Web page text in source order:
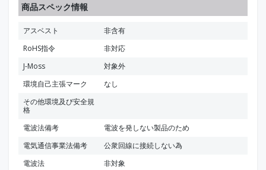
商品スペック情報
アスベスト
非含有
RoHS指令
非対応
J-Moss
対象外
環境自己主張マーク
なし
その他環境及び安全規
格
電波法備考
電波を発しない製品のため
電気通信事業法備考
公衆回線に接続しない為
電波法
非対象